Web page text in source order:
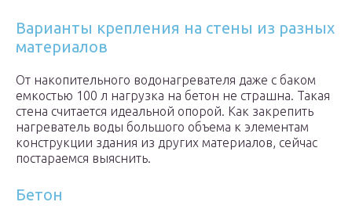
Варианты крепления на стены из разных
материалов
От накопительного водонагревателя даже с баком
емкостью 100 л нагрузка на бетон не страшна. Такая
стена считается идеальной опорой. Как закрепить
нагреватель воды большого объема к элементам
конструкции здания из других материалов, сейчас
постараемся выяснить.
Бетон